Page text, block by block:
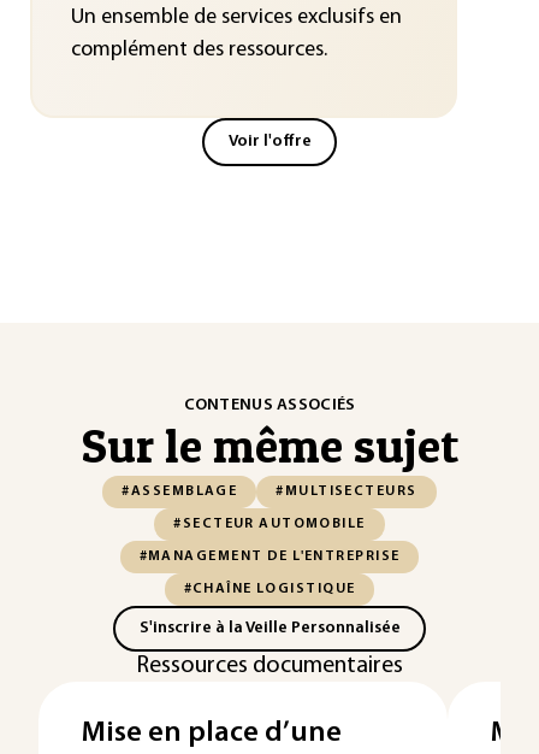
Un ensemble de services exclusifs en
complément des ressources.
Voir l'offre
CONTENUS ASSOCIÉS
Sur le même sujet
#ASSEMBLAGE #MULTISECTEURS
#SECTEUR AUTOMOBILE
#MANAGEMENT DE L'ENTREPRISE
#CHAÎNE LOGISTIQUE
S'inscrire à la Veille Personnalisée
Ressources documentaires
Mise en place d’une